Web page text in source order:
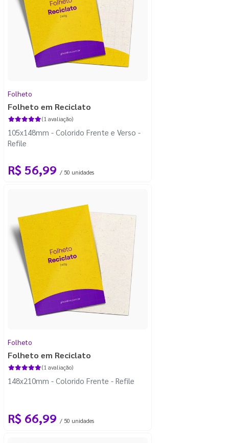
Folheto
Folheto em Reciclato
(1 avaliação)
105x148mm - Colorido Frente e Verso -
Refile
R$ 56,99 / 50 unidades
Folheto
Folheto em Reciclato
(1 avaliação)
148x210mm - Colorido Frente - Refile
R$ 66,99 / 50 unidades